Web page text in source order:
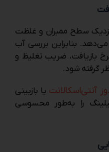
سطح ممبران و غلظت
بنابراین بررسی آب
بازیافت، ضریب تغلیظ و
گرفته شود.
آنتی‌اسکالانت یا بازبینی
را به‌طور محسوسی